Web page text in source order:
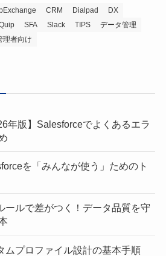
CRM Dialpad
DX
SFA Slack TIPS
データ管理
理者向け
年版】Salesforceでよくあるエラ
を「みんなが使う」ためのト
ールで差がつく！データ品質を守
ムプロファイル設計の基本手順